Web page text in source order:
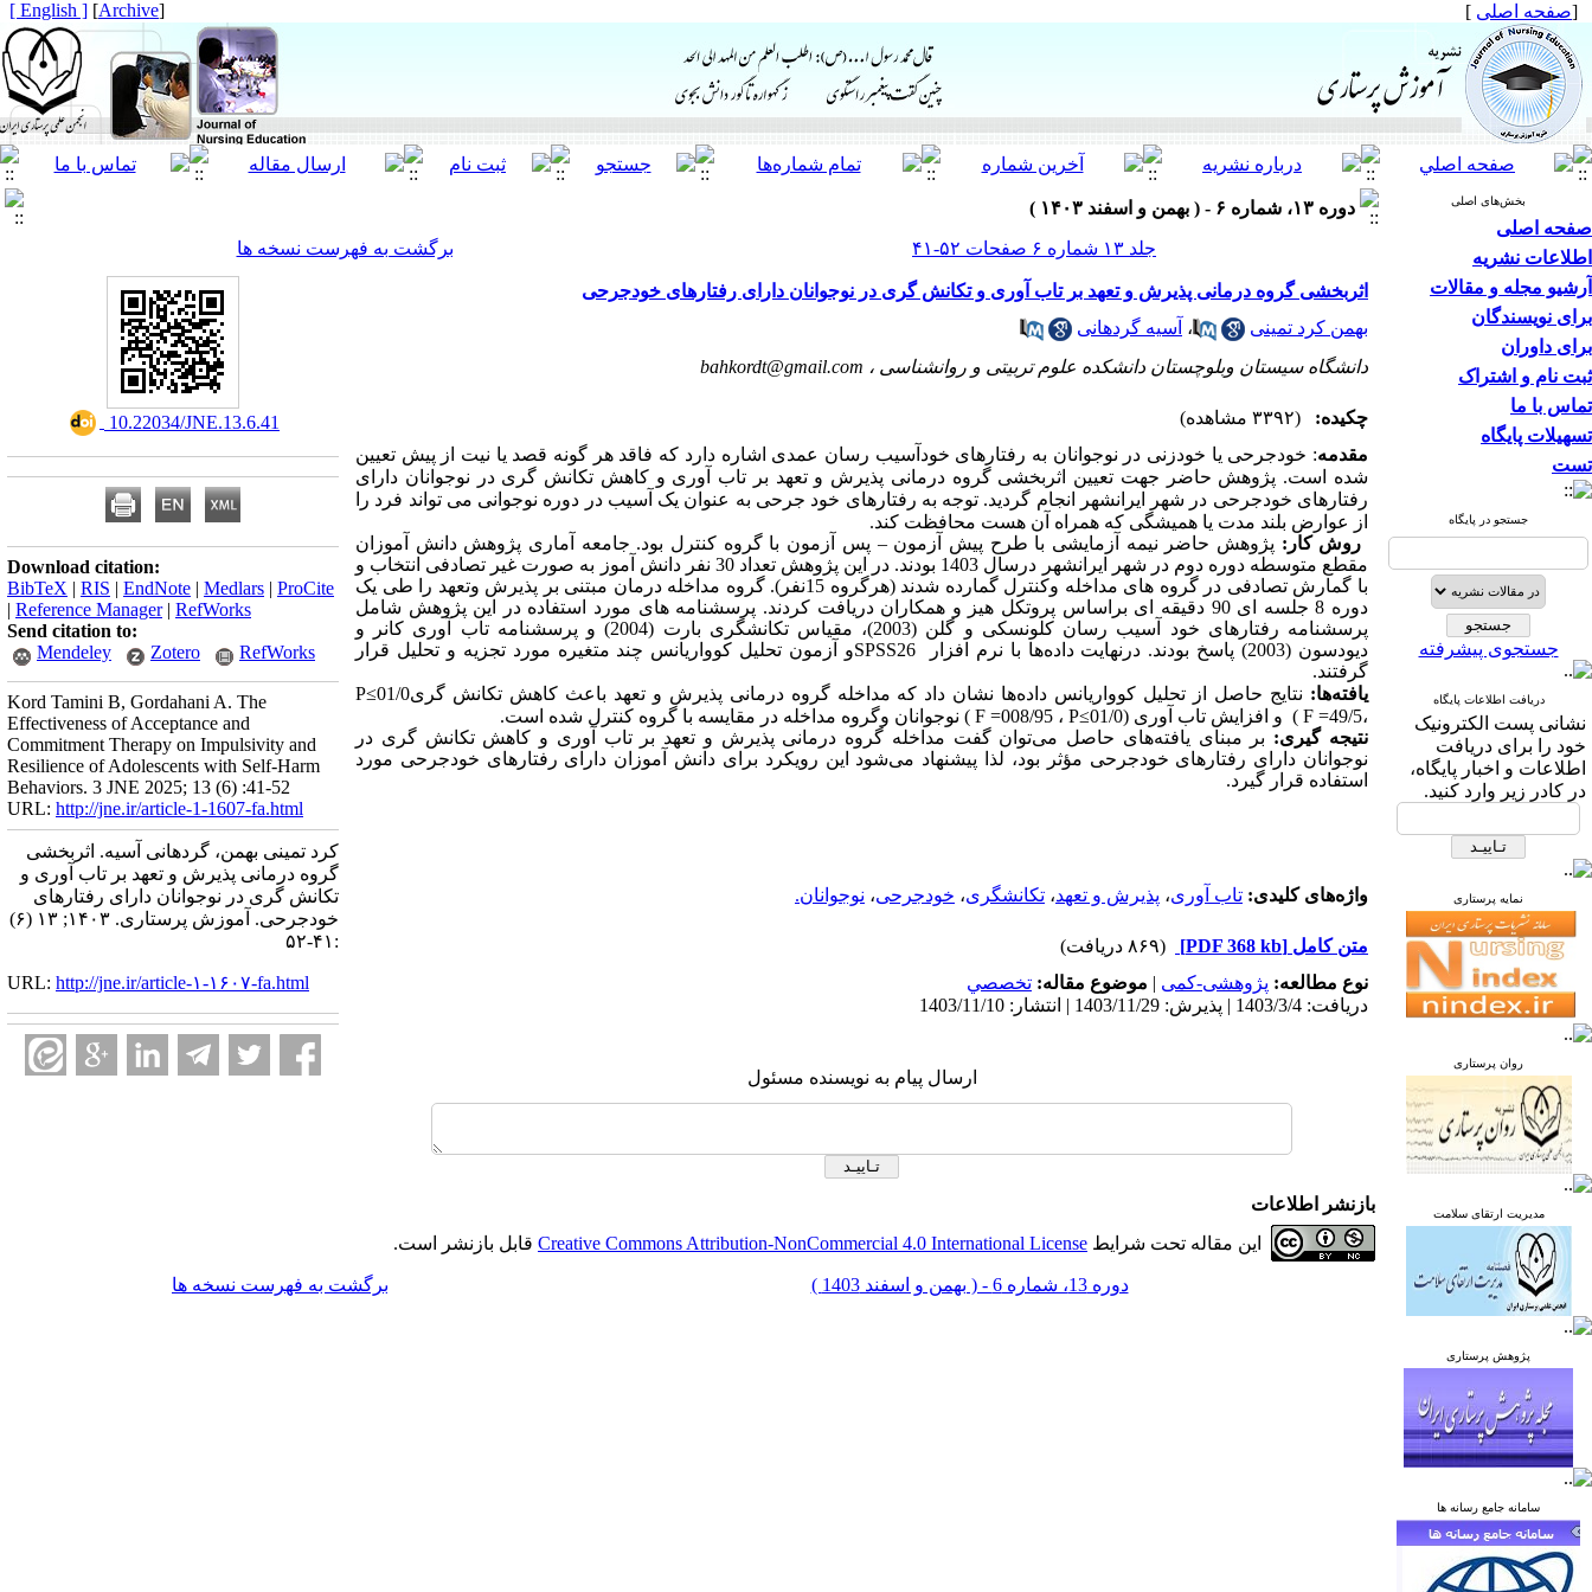
[صفحه اصلی ]
[
Archive
]
[ English ]
بخش‌های اصلی
صفحه اصلی
اطلاعات نشریه
آرشیو مجله و مقالات
برای نویسندگان
برای داوران
ثبت نام و اشتراک
تماس با ما
تسهیلات پایگاه
تست
جستجو در پایگاه
جستجوی پیشرفته
دریافت اطلاعات پایگاه
نشانی پست الکترونیک
خود را برای دریافت
اطلاعات و اخبار پایگاه،
در کادر زیر وارد کنید.
نمایه پرستاری
روان پرستاری
مدیریت ارتقای سلامت
پژوهش پرستاری
سامانه جامع رسانه ها
دوره ۱۳، شماره ۶ - ( بهمن و اسفند ۱۴۰۳ )
جلد ۱۳ شماره ۶ صفحات ۵۲-۴۱
برگشت به فهرست نسخه ها
اثربخشی گروه درمانی پذیرش و تعهد بر تاب آوری و تکانش گری در نوجوانان دارای رفتارهای خودجرحی
بهمن کرد تمینی
، آسیه گردهانی
دانشگاه سیستان وبلوچستان دانشکده علوم تربیتی و روانشناسی ، bahkordt@gmail.com
چکیده:
(۳۳۹۲ مشاهده)
مقدمه: خودجرحی یا خودزنی در نوجوانان به رفتارهای خودآسیب رسان عمدی اشاره دارد که فاقد هر گونه قصد یا نیت از پیش تعیین
شده است. پژوهش حاضر جهت تعیین اثربخشی گروه درمانی پذیرش و تعهد بر تاب آوری و کاهش تکانش گری در نوجوانان دارای
رفتارهای خودجرحی در شهر ایرانشهر انجام گردید. توجه به رفتارهای خود جرحی به عنوان یک آسیب در دوره نوجوانی می تواند فرد را
از عوارض بلند مدت یا همیشگی که همراه آن هست محافظت کند.
روش کار: پژوهش حاضر نیمه آزمایشی با طرح پیش آزمون– پس آزمون با گروه کنترل بود. جامعه آماری پژوهش دانش آموزان
مقطع متوسطه دوره دوم در شهر ایرانشهر درسال 1403 بودند. در این پژوهش تعداد 30 نفر دانش آموز به صورت غیر تصادفی انتخاب و
با گمارش تصادفی در گروه های مداخله وکنترل گمارده شدند (هرگروه 15نفر). گروه مداخله درمان مبتنی بر پذیرش وتعهد را طی یک
دوره 8 جلسه ای 90 دقیقه ای براساس پروتکل هیز و همکاران دریافت کردند. پرسشنامه های مورد استفاده در این پژوهش شامل
پرسشنامه رفتارهای خود آسیب رسان کلونسکی و گلن (2003)، مقیاس تکانشگری بارت (2004) و پرسشنامه تاب آوری کانر و
دیودسون (2003) پاسخ بودند. درنهایت داده‌ها با نرم افزار
SPSS26و آزمون تحلیل کوواریانس چند متغیره مورد تجزیه و تحلیل قرار
گرفتند.
یافته‌ها: نتایج حاصل از تحلیل کوواریانس داده‌ها نشان داد که مداخله گروه درمانی پذیرش و تعهد باعث کاهش تکانش گری01/0 ≥
P
،49/5
=
F ) و افزایش تاب آوری (01/0 ≥
P ، 008/95 =
F ) نوجوانان وگروه مداخله در مقایسه با گروه کنترل شده است.
نتیجه گیری: بر مبنای یافته‌های حاصل می‌توان گفت مداخله گروه درمانی پذیرش و تعهد بر تاب آوری و کاهش تکانش گری در
نوجوانان دارای رفتارهای خودجرحی مؤثر بود، لذا پیشنهاد می‌شود این رویکرد برای دانش آموزان دارای رفتارهای خودجرحی مورد
استفاده قرار گیرد.
واژه‌های کلیدی: تاب آوری، پذیرش و تعهد، تکانشگری، خودجرحی، نوجوانان.
متن کامل [PDF 368 kb]
(۸۶۹ دریافت)
نوع مطالعه: پژوهشی-کمی | موضوع مقاله: تخصصي
دریافت: 1403/3/4 | پذیرش: 1403/11/29 | انتشار: 1403/11/10
ارسال پیام به نویسنده مسئول
‎ 10.22034/JNE.13.6.41
Download citation:
BibTeX | RIS | EndNote | Medlars | ProCite
| Reference Manager| RefWorks
Send citation to:
Mendeley
Zotero RefWorks
Kord Tamini B, Gordahani A. The
Effectiveness of Acceptance and
Commitment Therapy on Impulsivity and
Resilience of Adolescents with Self-Harm
Behaviors. 3 JNE 2025; 13 (6) :41-52
URL: http://jne.ir/article-1-1607-fa.html
کرد تمینی بهمن، گردهانی آسیه. اثربخشی
گروه درمانی پذیرش و تعهد بر تاب آوری و
تکانش گری در نوجوانان دارای رفتارهای
خودجرحی. آموزش پرستاری. ۱۴۰۳; ۱۳ (۶)
:۴۱-۵۲
URL: http://jne.ir/article-۱-۱۶۰۷-fa.html
بازنشر اطلاعات
این مقاله تحت شرایط Creative Commons Attribution-NonCommercial 4.0 International License قابل بازنشر است.
دوره 13، شماره 6 - ( بهمن و اسفند 1403 ) برگشت به فهرست نسخه ها